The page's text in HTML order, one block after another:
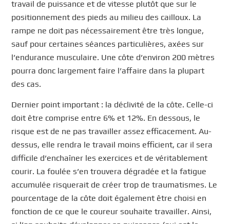
travail de puissance et de vitesse plutôt que sur le
positionnement des pieds au milieu des cailloux. La
rampe ne doit pas nécessairement être très longue,
sauf pour certaines séances particulières, axées sur
l’endurance musculaire. Une côte d’environ 200 mètres
pourra donc largement faire l’affaire dans la plupart
des cas.
Dernier point important : la déclivité de la côte. Celle-ci
doit être comprise entre 6% et 12%. En dessous, le
risque est de ne pas travailler assez efficacement. Au-
dessus, elle rendra le travail moins efficient, car il sera
difficile d’enchaîner les exercices et de véritablement
courir. La foulée s’en trouvera dégradée et la fatigue
accumulée risquerait de créer trop de traumatismes. Le
pourcentage de la côte doit également être choisi en
fonction de ce que le coureur souhaite travailler. Ainsi,